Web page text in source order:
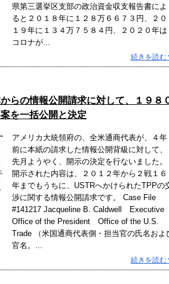
県第三選挙区支部の政治資金収支報告書によ
ると２０１８年に１２８万６６７３円、２０
１９年に１３４万７５８４円、２０２０年は
コロナが...
続きを読
らの情報公開請求に対して、１９８
を一括公開と決定
アメリカ大統領府の、全米通商代表が、４年
前に本紙の請求した情報公開背級に対して、
先月ようやく、開示の決定を行ないました。
開示された内容は、２０１２年から２戦１６
年までもうちに、USTRへかけられたTPPの
渉に関する情報公開請求です。 Case File
#141217 Jacqueline B. Caldwell Executive
Office of the President Office of the U.S.
Trade （米国通商代表側・担当官の氏名およ
官名。...
続きを読